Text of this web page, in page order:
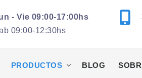
- Vie 09:00-17:00hs
09:00-12:30hs
PRODUCTOS BLOG